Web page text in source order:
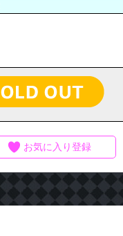
お気に入り登録